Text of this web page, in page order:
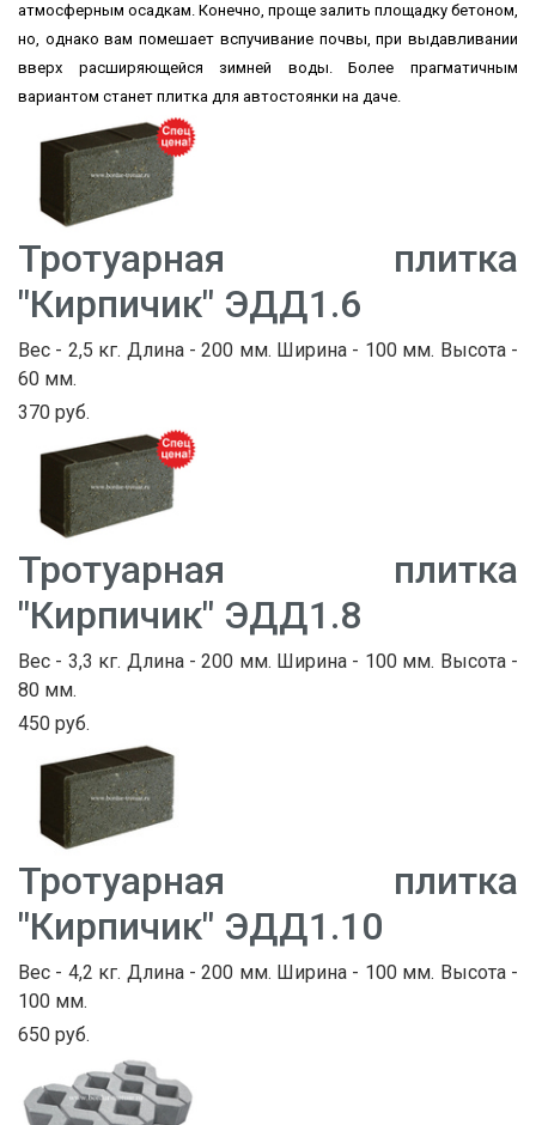
атмосферным осадкам. Конечно, проще залить площадку бетоном,
но, однако вам помешает вспучивание почвы, при выдавливании
вверх расширяющейся зимней воды. Более прагматичным
вариантом станет плитка для автостоянки на даче.
Тротуарная плитка
"Кирпичик" ЭДД1.6
Вес - 2,5 кг. Длина - 200 мм. Ширина - 100 мм. Высота -
60 мм.
370 руб.
Тротуарная плитка
"Кирпичик" ЭДД1.8
Вес - 3,3 кг. Длина - 200 мм. Ширина - 100 мм. Высота -
80 мм.
450 руб.
Тротуарная плитка
"Кирпичик" ЭДД1.10
Вес - 4,2 кг. Длина - 200 мм. Ширина - 100 мм. Высота -
100 мм.
650 руб.